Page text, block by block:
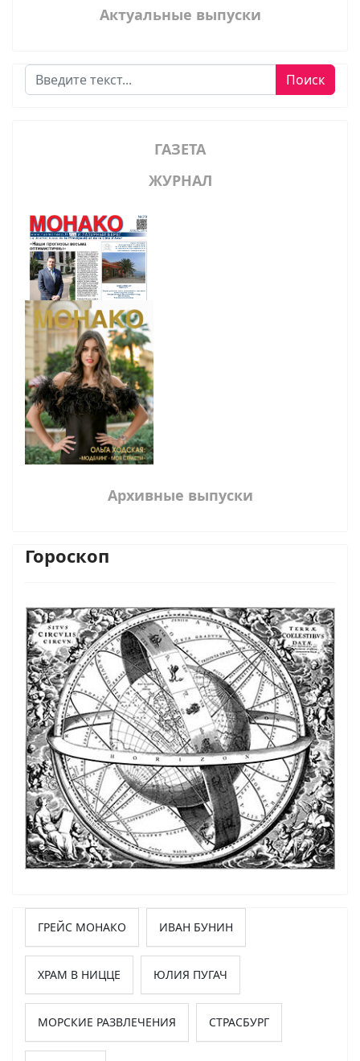
Актуальные выпуски
Поиск Поиск
ГАЗЕТА
ЖУРНАЛ
Архивные выпуски
Гороскоп
ГРЕЙС МОНАКО ИВАН БУНИН
ХРАМ В НИЦЦЕ ЮЛИЯ ПУГАЧ
МОРСКИЕ РАЗВЛЕЧЕНИЯ СТРАСБУРГ